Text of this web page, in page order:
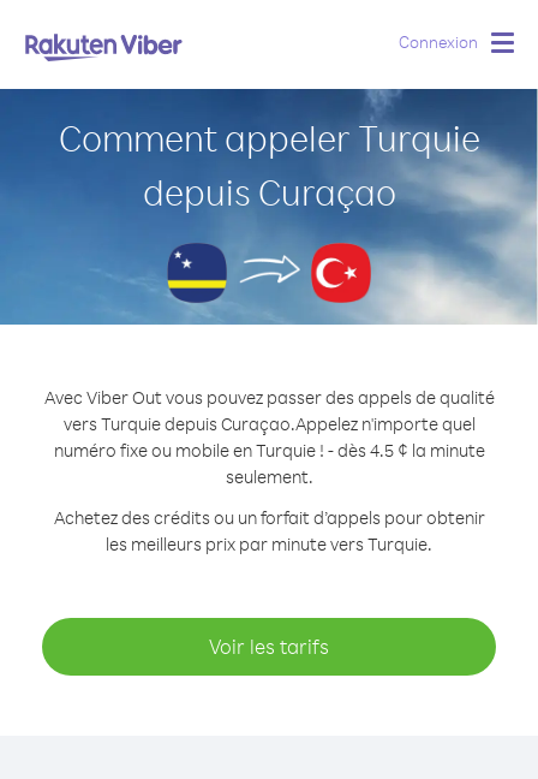
Connexion
Comment appeler Turquie
depuis Curaçao
Avec Viber Out vous pouvez passer des appels de qualité
vers Turquie depuis Curaçao.Appelez n'importe quel
numéro fixe ou mobile en Turquie ! - dès 4.5 ¢ la minute
seulement.
Achetez des crédits ou un forfait d’appels pour obtenir
les meilleurs prix par minute vers Turquie.
Voir les tarifs